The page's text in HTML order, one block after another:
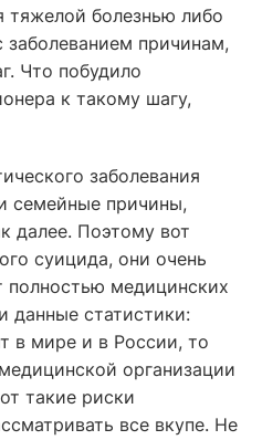
тяжелой болезнью либо
причинам,
Что побудило
к такому шагу,
заболевания
семейные причины,
далее. Поэтому вот
суицида, они очень
полностью медицинских
данные статистики:
в мире и в России, то
организации
такие риски
все вкупе. Не